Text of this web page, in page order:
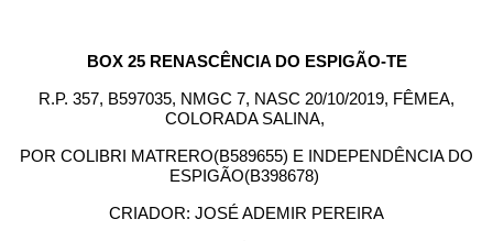
BOX 25 RENASCÊNCIA DO ESPIGÃO-TE
R.P. 357, B597035, NMGC 7, NASC 20/10/2019, FÊMEA,
COLORADA SALINA,
POR COLIBRI MATRERO(B589655) E INDEPENDÊNCIA DO
ESPIGÃO(B398678)
CRIADOR: JOSÉ ADEMIR PEREIRA